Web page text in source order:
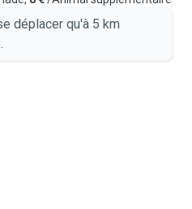
déplacer qu'à 5 km